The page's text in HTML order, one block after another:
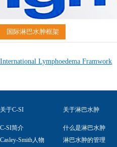
国际淋巴水肿框架
International Lymphoedema Framwork
关于C-SI
C-SI简介
Casley-Smith人物
关于淋巴水肿
什么是淋巴水肿
淋巴水肿的管理